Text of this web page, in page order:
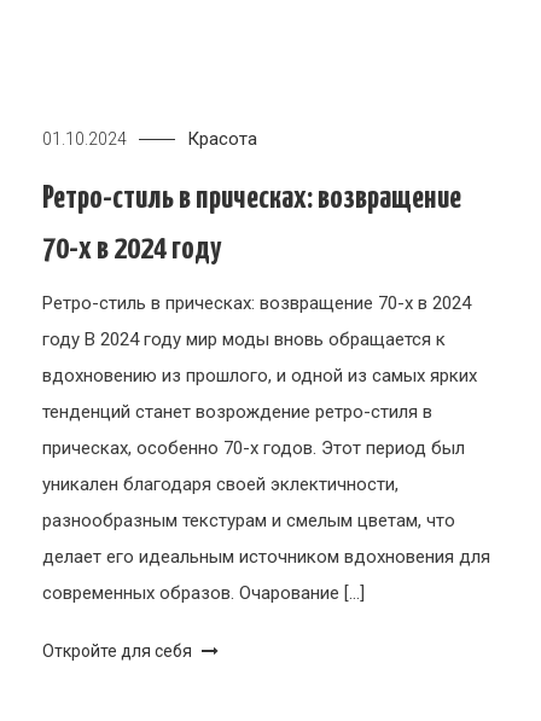
01.10.2024 Красота
Ретро-стиль в прическах: возвращение
70-х в 2024 году
Ретро-стиль в прическах: возвращение 70-х в 2024
году В 2024 году мир моды вновь обращается к
вдохновению из прошлого, и одной из самых ярких
тенденций станет возрождение ретро-стиля в
прическах, особенно 70-х годов. Этот период был
уникален благодаря своей эклектичности,
разнообразным текстурам и смелым цветам, что
делает его идеальным источником вдохновения для
современных образов. Очарование […]
Откройте для себя